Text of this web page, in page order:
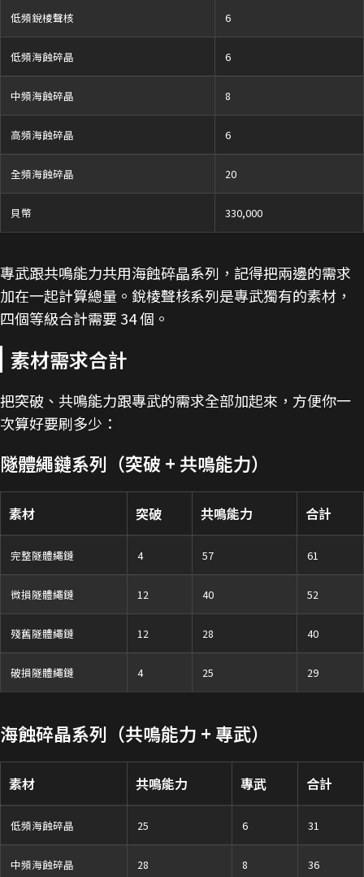
低頻銳棱聲核 6
低頻海蝕碎晶 6
中頻海蝕碎晶 8
高頻海蝕碎晶 6
全頻海蝕碎晶 20
貝幣 330,000
專武跟共鳴能力共用海蝕碎晶系列，記得把兩邊的需求
加在一起計算總量。銳棱聲核系列是專武獨有的素材，
四個等級合計需要 34 個。
素材需求合計
把突破、共鳴能力跟專武的需求全部加起來，方便你一
次算好要刷多少：
隧體繩鏈系列（突破 + 共鳴能力）
素材 突破 共鳴能力 合計
完整隧體繩鏈 4 57 61
微損隧體繩鏈 12 40 52
殘舊隧體繩鏈 12 28 40
破損隧體繩鏈 4 25 29
海蝕碎晶系列（共鳴能力 + 專武）
素材 共鳴能力 專武 合計
低頻海蝕碎晶 25 6 31
中頻海蝕碎晶 28 8 36